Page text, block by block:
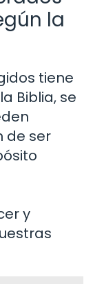
la
tiene
Biblia, se
de ser
y